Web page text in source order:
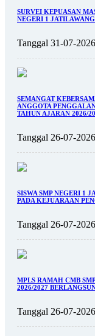
SURVEI KEPUASAN
NEGERI 1 JATILAWANG
Tanggal 31-07-
SEMANGAT
ANGGOTA
TAHUN AJARAN 2026/
Tanggal 26-07-
SISWA SMP NEGERI 1
PADA KEJUARAAN
Tanggal 26-07-
MPLS RAMAH CMB
2026/2027
Tanggal 26-07-